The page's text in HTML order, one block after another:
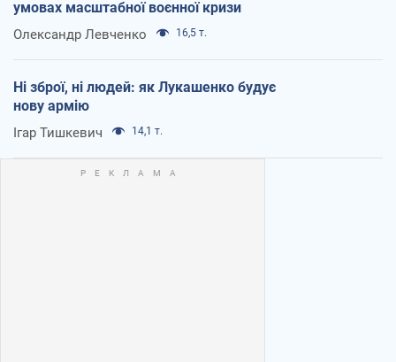
умовах масштабної воєнної кризи
Олександр Левченко 16,5 т.
Ні зброї, ні людей: як Лукашенко будує
нову армію
Ігар Тишкевич 14,1 т.